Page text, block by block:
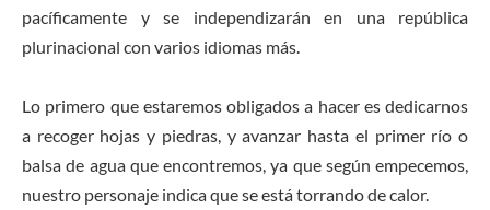
pacíficamente y se independizarán en una república
plurinacional con varios idiomas más.
Lo primero que estaremos obligados a hacer es dedicarnos
a recoger hojas y piedras, y avanzar hasta el primer río o
balsa de agua que encontremos, ya que según empecemos,
nuestro personaje indica que se está torrando de calor.